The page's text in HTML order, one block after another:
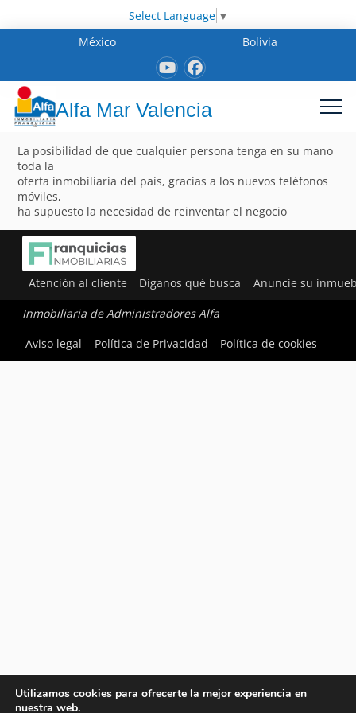
Select Language ▼
México
Bolivia
Alfa Mar Valencia
La posibilidad de que cualquier persona tenga en su mano
toda la
oferta inmobiliaria del país, gracias a los nuevos teléfonos
móviles,
ha supuesto la necesidad de reinventar el negocio
Atención al cliente Díganos qué busca Anuncie su
Inmobiliaria de Administradores Alfa
Aviso legal
Política de Privacidad Política de cookies
Utilizamos cookies para ofrecerte la mejor experiencia en
nuestra web.